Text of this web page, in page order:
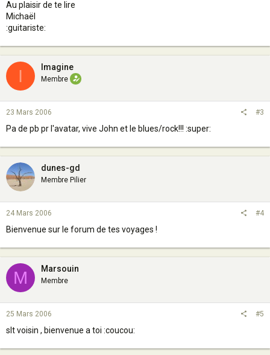
Au plaisir de te lire
Michaël
:guitariste:
I Imagine
Membre
23 Mars 2006 #3
Pa de pb pr l'avatar, vive John et le blues/rock!!! :super:
dunes-gd
Membre Pilier
24 Mars 2006 #4
Bienvenue sur le forum de tes voyages !
M Marsouin
Membre
25 Mars 2006 #5
slt voisin , bienvenue a toi :coucou: